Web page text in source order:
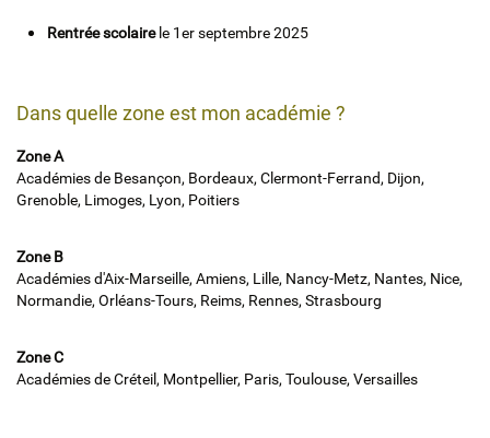
Rentrée scolaire le 1er septembre 2025
Dans quelle zone est mon académie ?
Zone A
Académies de Besançon, Bordeaux, Clermont-Ferrand, Dijon,
Grenoble, Limoges, Lyon, Poitiers
Zone B
Académies d'Aix-Marseille, Amiens, Lille, Nancy-Metz, Nantes, Nice,
Normandie, Orléans-Tours, Reims, Rennes, Strasbourg
Zone C
Académies de Créteil, Montpellier, Paris, Toulouse, Versailles